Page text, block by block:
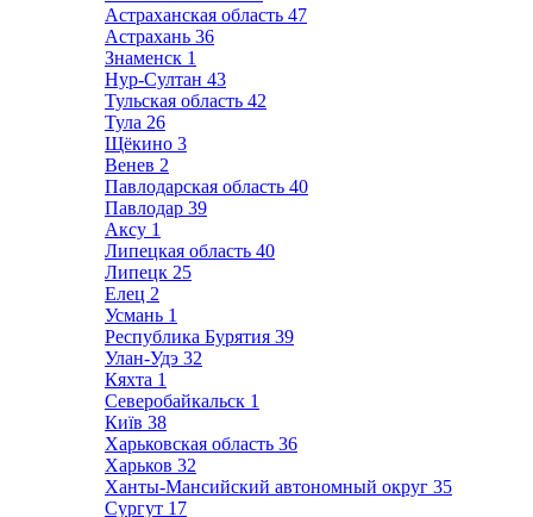
Астраханская область 47
Астрахань 36
Знаменск 1
Нур-Султан 43
Тульская область 42
Тула 26
Щёкино 3
Венев 2
Павлодарская область 40
Павлодар 39
Аксу 1
Липецкая область 40
Липецк 25
Елец 2
Усмань 1
Республика Бурятия 39
Улан-Удэ 32
Кяхта 1
Северобайкальск 1
Київ 38
Харьковская область 36
Харьков 32
Ханты-Мансийский автономный округ 35
Сургут 17